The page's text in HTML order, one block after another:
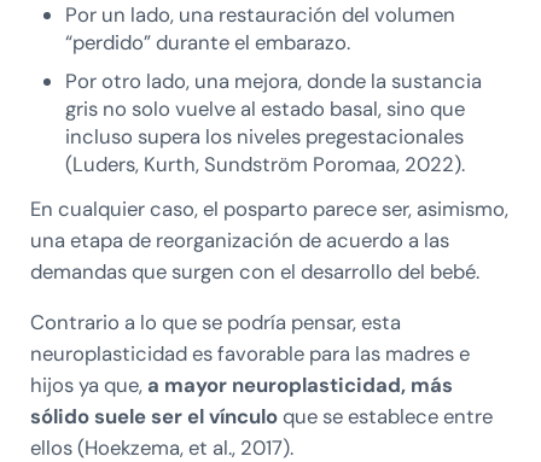
Por un lado, una restauración del volumen
“perdido” durante el embarazo.
Por otro lado, una mejora, donde la sustancia
gris no solo vuelve al estado basal, sino que
incluso supera los niveles pregestacionales
(Luders, Kurth, Sundström Poromaa, 2022).
En cualquier caso, el posparto parece ser, asimismo,
una etapa de reorganización de acuerdo a las
demandas que surgen con el desarrollo del bebé.
Contrario a lo que se podría pensar, esta
neuroplasticidad es favorable para las madres e
hijos ya que,a mayor neuroplasticidad, más
sólido suele ser el vínculoque se establece entre
ellos (Hoekzema, et al., 2017).